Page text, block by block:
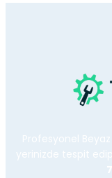
Profesyonel Beyaz
yerinizde tespit